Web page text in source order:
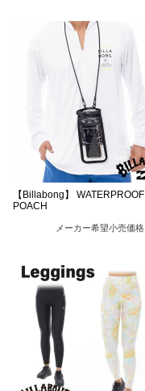
【Billabong】 WATERPROOF
POACH
メーカー希望小売価格